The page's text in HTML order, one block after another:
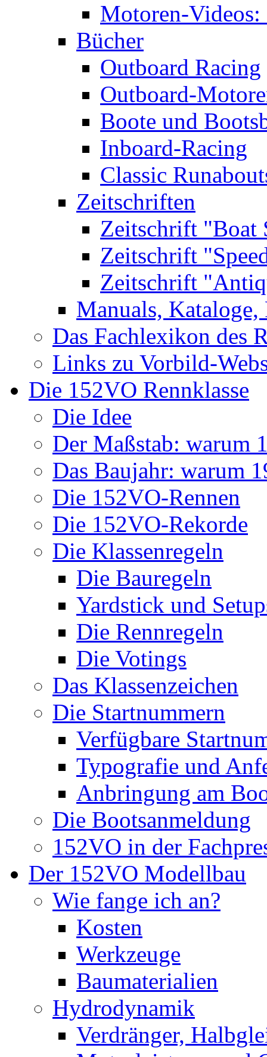
Motoren-Videos:
Bücher
Outboard Racing
Outboard-
Boote und
Inboard-Racing
Classic
Zeitschriften
Zeitschrift "Boat
Zeitschrift
Zeitschrift
Manuals, Kataloge,
Das Fachlexikon des
Links zu Vorbild-
Die 152VO Rennklasse
Die Idee
Der Maßstab: warum
Das Baujahr: warum
Die 152VO-Rennen
Die 152VO-Rekorde
Die Klassenregeln
Die Bauregeln
Yardstick und
Die Rennregeln
Die Votings
Das Klassenzeichen
Die Startnummern
Verfügbare
Typografie und
Anbringung am
Die Bootsanmeldung
152VO in der
Der 152VO Modellbau
Wie fange ich an?
Kosten
Werkzeuge
Baumaterialien
Hydrodynamik
Verdränger,